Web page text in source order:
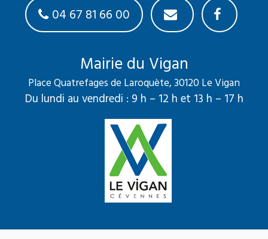
04 67 81 66 00
Mairie du Vigan
Place Quatrefages de Laroquète, 30120 Le Vigan
Du lundi au vendredi : 9 h – 12 h et 13 h – 17 h